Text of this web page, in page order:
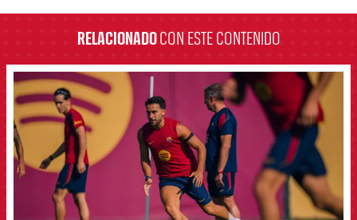
RELACIONADOCON ESTE CONTENIDO
FCB Barcelona badge